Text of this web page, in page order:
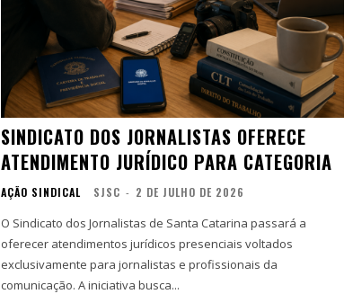
SINDICATO DOS JORNALISTAS OFERECE
ATENDIMENTO JURÍDICO PARA CATEGORIA
AÇÃO SINDICAL SJSC - 2 DE JULHO DE 2026
O Sindicato dos Jornalistas de Santa Catarina passará a
oferecer atendimentos jurídicos presenciais voltados
exclusivamente para jornalistas e profissionais da
comunicação. A iniciativa busca...